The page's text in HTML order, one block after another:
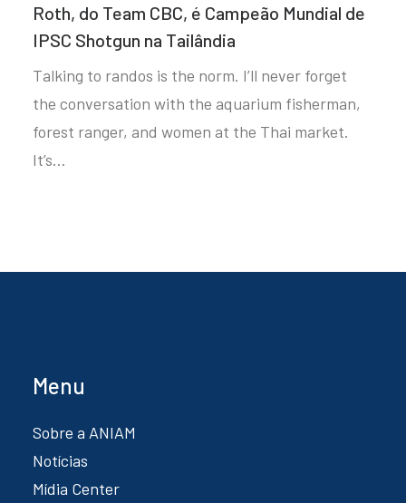
Roth, do Team CBC, é Campeão Mundial de
IPSC Shotgun na Tailândia
Talking to randos is the norm. I’ll never forget
the conversation with the aquarium fisherman,
forest ranger, and women at the Thai market.
It’s…
Menu
Sobre a ANIAM
Notícias
Mídia Center